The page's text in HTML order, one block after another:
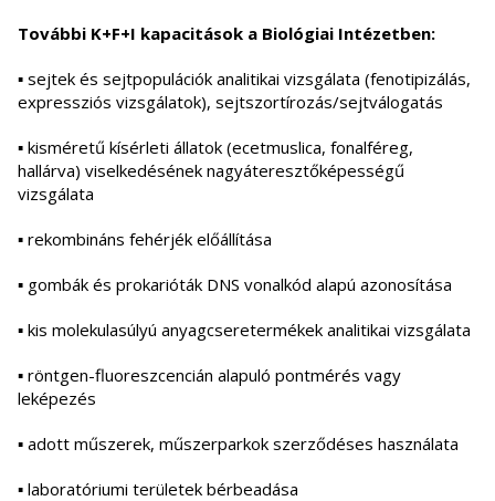
További K+F+I kapacitások a Biológiai Intézetben:
▪ sejtek és sejtpopulációk analitikai vizsgálata (fenotipizálás,
expressziós vizsgálatok), sejtszortírozás/sejtválogatás
▪ kisméretű kísérleti állatok (ecetmuslica, fonalféreg,
hallárva) viselkedésének nagyáteresztőképességű
vizsgálata
▪ rekombináns fehérjék előállítása
▪ gombák és prokarióták DNS vonalkód alapú azonosítása
▪ kis molekulasúlyú anyagcseretermékek analitikai vizsgálata
▪ röntgen-fluoreszcencián alapuló pontmérés vagy
leképezés
▪ adott műszerek, műszerparkok szerződéses használata
▪ laboratóriumi területek bérbeadása